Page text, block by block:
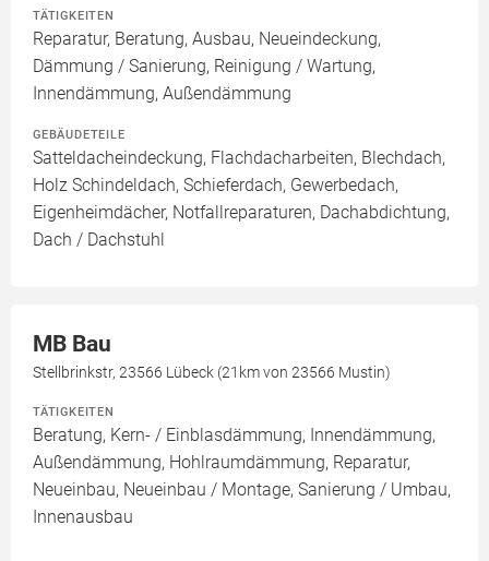
TÄTIGKEITEN
Reparatur, Beratung, Ausbau, Neueindeckung,
Dämmung / Sanierung, Reinigung / Wartung,
Innendämmung, Außendämmung
GEBÄUDETEILE
Satteldacheindeckung, Flachdacharbeiten, Blechdach,
Holz Schindeldach, Schieferdach, Gewerbedach,
Eigenheimdächer, Notfallreparaturen, Dachabdichtung,
Dach / Dachstuhl
MB Bau
Stellbrinkstr, 23566 Lübeck (21km von 23566 Mustin)
TÄTIGKEITEN
Beratung, Kern- / Einblasdämmung, Innendämmung,
Außendämmung, Hohlraumdämmung, Reparatur,
Neueinbau, Neueinbau / Montage, Sanierung / Umbau,
Innenausbau